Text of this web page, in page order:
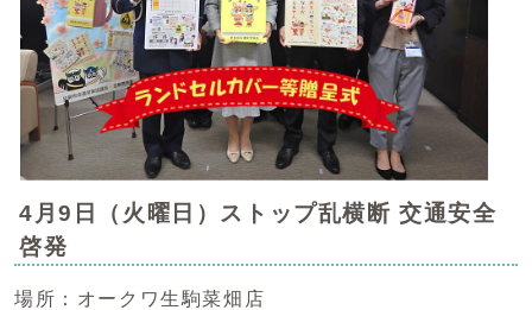
4月9日（火曜日）ストップ乱横断 交通安全
啓発
場所：オークワ生駒菜畑店